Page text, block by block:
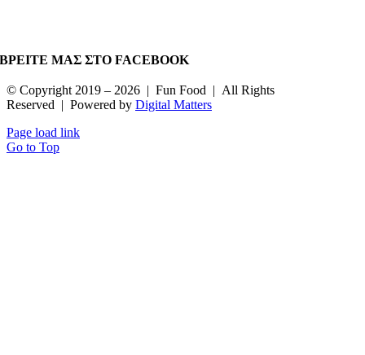
ΒΡΕΙΤΕ ΜΑΣ ΣΤΟ FACEBOOK
© Copyright 2019 – 2026 | Fun Food | All Rights
Reserved | Powered by Digital Matters
Page load link
Go to Top